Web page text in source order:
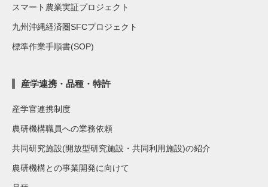
スマート農業実証プロジェクト
九州沖縄経済圏SFCプロジェクト
標準作業手順書(SOP)
産学連携・品種・特許
産学官連携制度
農研機構職員への業務依頼
共同研究施設(開放型研究施設・共同利用施設)の紹介
農研機構との事業開発に向けて